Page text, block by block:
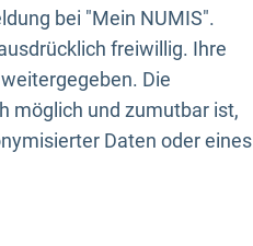
bei "Mein NUMIS".
freiwillig. Ihre
Die
möglich und zumutbar ist,
Daten oder eines